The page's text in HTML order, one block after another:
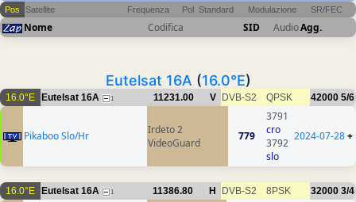
Pos Satellite Frequenza Pol Standard Modulazione SR/FEC
Nome Codifica SID AudioAgg.
Eutelsat 16A (16.0°E)
16.0°E Eutelsat 16A 1 11231.00 V DVB-S2 QPSK 42000 5/6
Pikaboo Slo/Hr
Irdeto 2
VideoGuard
779
3791
cro
3792
slo
2024-07-28+
16.0°E Eutelsat 16A 1 11386.80 H DVB-S2 8PSK 32000 3/4